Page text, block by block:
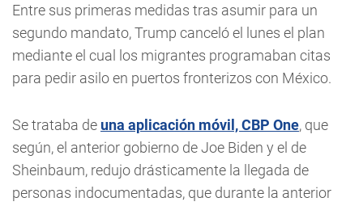
Entre sus primeras medidas tras asumir para un
segundo mandato, Trump canceló el lunes el plan
mediante el cual los migrantes programaban citas
para pedir asilo en puertos fronterizos con México.
Se trataba de una aplicación móvil, CBP One, que
según, el anterior gobierno de Joe Biden y el de
Sheinbaum, redujo drásticamente la llegada de
personas indocumentadas, que durante la anterior